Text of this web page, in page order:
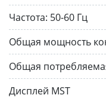
Частота: 50-60 Гц
Общая мощность
Общая
Дисплей MST